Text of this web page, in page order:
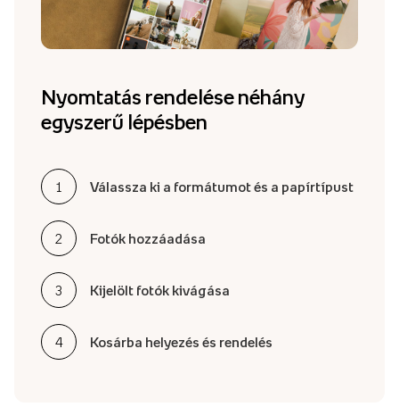
Nyomtatás rendelése néhány
egyszerű lépésben
1 Válassza ki a formátumot és a papírtípust
2 Fotók hozzáadása
3 Kijelölt fotók kivágása
4 Kosárba helyezés és rendelés